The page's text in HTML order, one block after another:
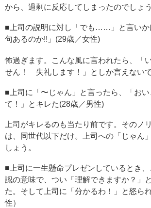
から、過剰に反応してしまったのでしょう
■上司の説明に対し「でも……」と言いか
句あるのか!!」(29歳／女性)
怖過ぎます。こんな風に言われたら、「
せん！ 失礼します！」としか言えないで
■上司に「〜じゃん」と言ったら、「お
て！」とキレた(28歳／男性)
上司がキレるのも当たり前です。そのノ
は、同世代以下だけ。上司への「じゃん
しょう。
■上司に一生懸命プレゼンしているとき
認の意味で、つい「理解できますか？」
た。そして上司に「分かるわ！」と怒ら
性）